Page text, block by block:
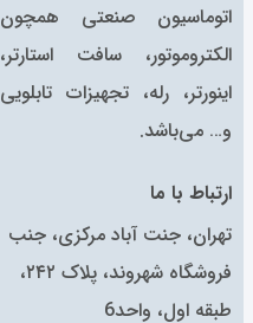
اتوماسیون صنعتی همچون
الکتروموتور، سافت استارتر،
اینورتر، رله، تجهیزات تابلویی
و… می‌باشد.
ارتباط با ما
تهران، جنت آباد مرکزی، جنب
فروشگاه شهروند، پلاک ۲۴۲،
طبقه اول، واحد6